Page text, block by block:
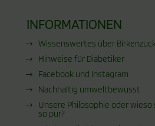
INFORMATIONEN
Wissenswertes über
Hinweise für Diabetiker
Facebook und Instagram
Nachhaltig umweltbewusst
Unsere Philosophie oder
so pur?